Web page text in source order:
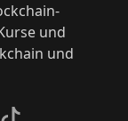
und
und
TikTok